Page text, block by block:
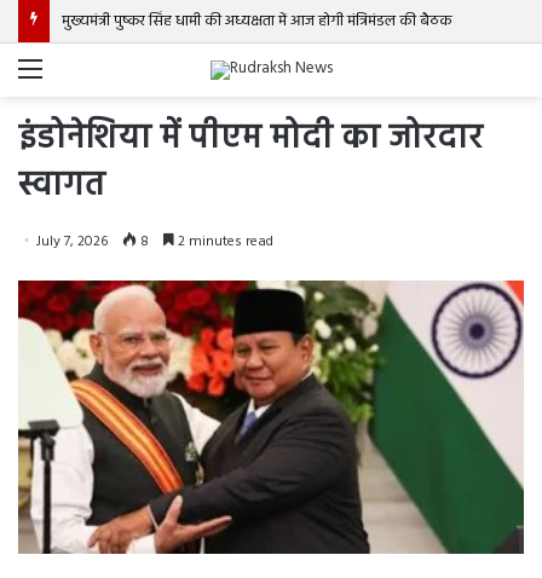
मुख्यमंत्री पुष्कर सिंह धामी की अध्यक्षता में आज होगी मंत्रिमंडल की बैठक
Menu
इंडोनेशिया में पीएम मोदी का जोरदार
स्वागत
July 7, 2026 8 2 minutes read